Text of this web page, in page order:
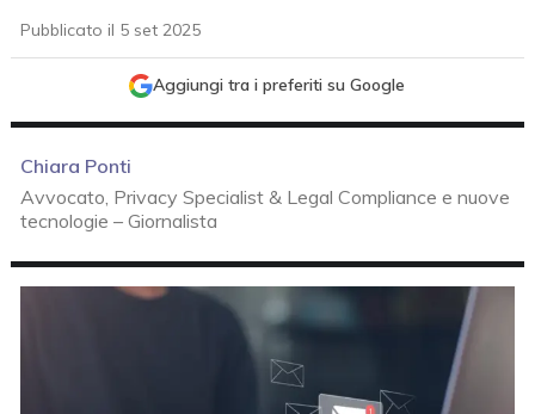
Pubblicato il 5 set 2025
Aggiungi tra i preferiti su Google
Chiara Ponti
Avvocato, Privacy Specialist & Legal Compliance e nuove
tecnologie – Giornalista